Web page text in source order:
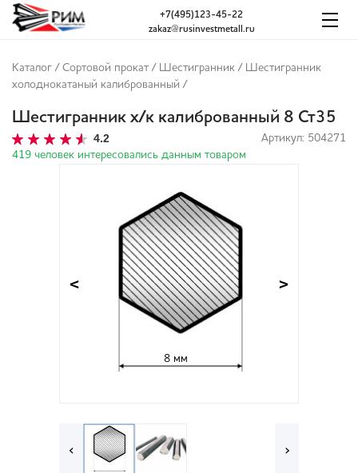
zakaz@rusinvestmetall.ru
+7(495)123-45-22
Каталог / Сортовой прокат / Шестигранник / Шестигранник
холоднокатаный калиброванный /
Шестигранник х/к калиброванный 8 Ст35
4.2
Артикул: 504271
419 человек интересовались данным товаром
8 мм
< >
‹ ›